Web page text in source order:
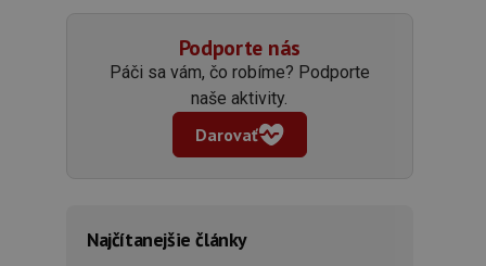
Podporte nás
Páči sa vám, čo robíme? Podporte
naše aktivity.
Darovať
Najčítanejšie články